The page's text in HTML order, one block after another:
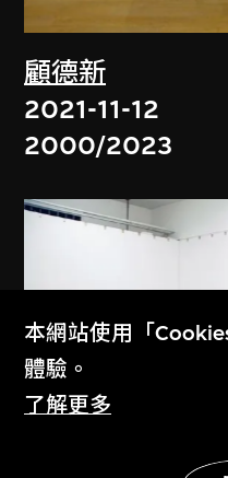
顧德新
2021-11-12
2000/2023
本網站使用「
體驗。
了解更多
展